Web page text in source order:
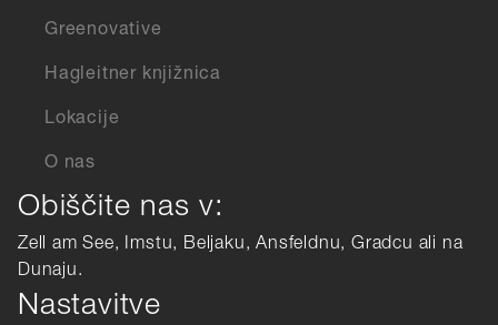
Greenovative
Hagleitner knjižnica
Lokacije
O nas
Obiščite nas v:
Zell am See, Imstu, Beljaku, Ansfeldnu, Gradcu ali na
Dunaju.
Nastavitve